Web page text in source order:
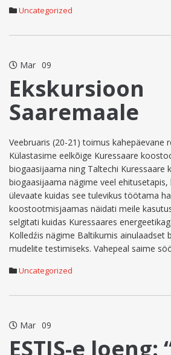
Uncategorized
Mar 09
Ekskursioon
Saaremaale
Veebruaris (20-21) toimus kahepäevane
Külastasime eelkõige Kuressaare
biogaasijaama ning Taltechi Kuressaare
biogaasijaama nägime veel ehitusetapis,
ülevaate kuidas see tulevikus töötama
koostootmisjaamas näidati meile
selgitati kuidas Kuressaares
Kolledźis nägime Baltikumis ainulaadset
mudelite testimiseks. Vahepeal saime
Uncategorized
Mar 09
ESTIS-e loeng: